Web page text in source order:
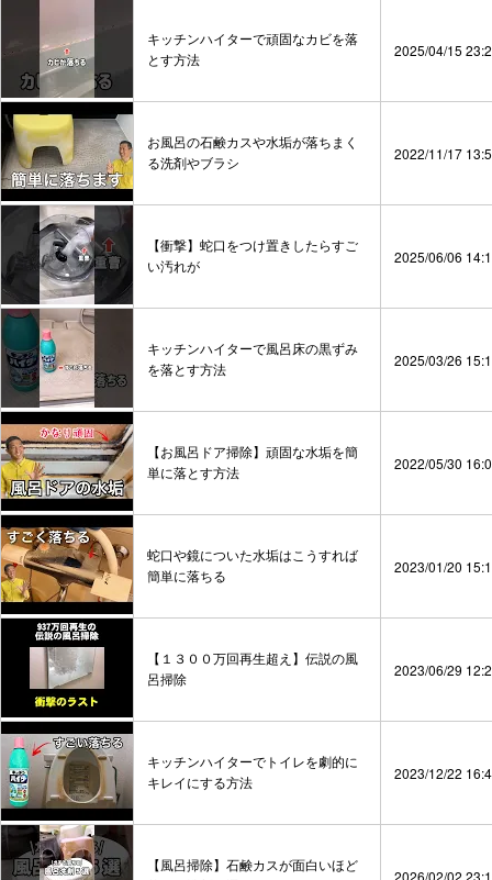
キッチンハイターで頑固なカビを落
とす方法
2025/04/15
お風呂の石鹸カスや水垢が落ちまく
る洗剤やブラシ
2022/11/17
【衝撃】蛇口をつけ置きしたらすご
い汚れが
2025/06/06
キッチンハイターで風呂床の黒ずみ
を落とす方法
2025/03/26
【お風呂ドア掃除】頑固な水垢を簡
単に落とす方法
2022/05/30
蛇口や鏡についた水垢はこうすれば
簡単に落ちる
2023/01/20
【１３００万回再生超え】伝説の風
呂掃除
2023/06/29
キッチンハイターでトイレを劇的に
キレイにする方法
2023/12/22
【風呂掃除】石鹸カスが面白いほど